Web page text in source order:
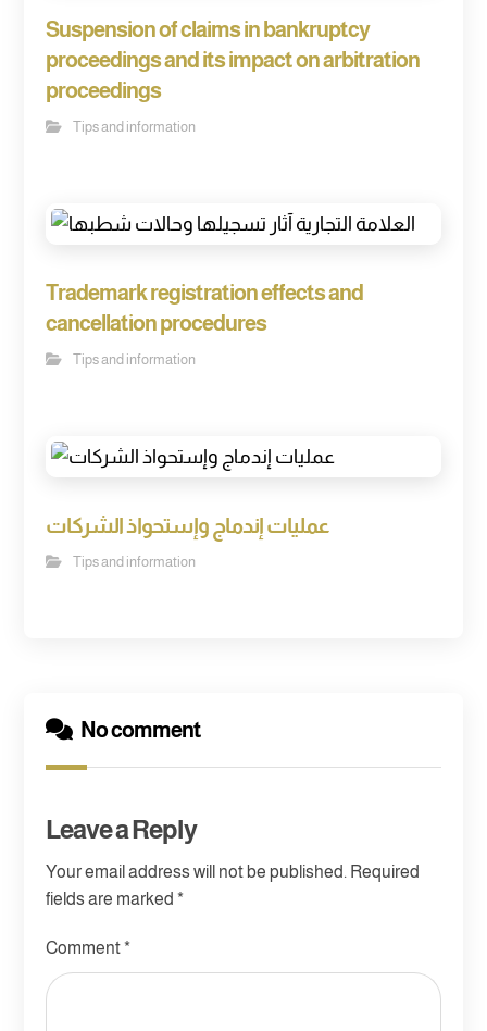
Suspension of claims in bankruptcy
proceedings and its impact on arbitration
proceedings
Tips and information
Trademark registration effects and
cancellation procedures
Tips and information
عمليات إندماج وإستحواذ الشركات
Tips and information
No comment
Leave a Reply
Your email address will not be published. Required
fields are marked*
Comment*